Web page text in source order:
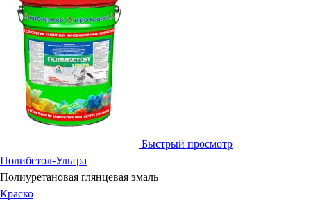
Быстрый просмотр
Полибетол-Ультра
Полиуретановая глянцевая эмаль
Краско